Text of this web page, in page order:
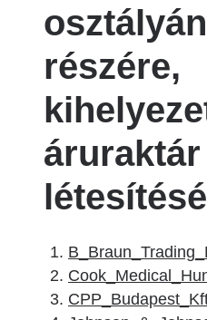
részére,
áruraktár